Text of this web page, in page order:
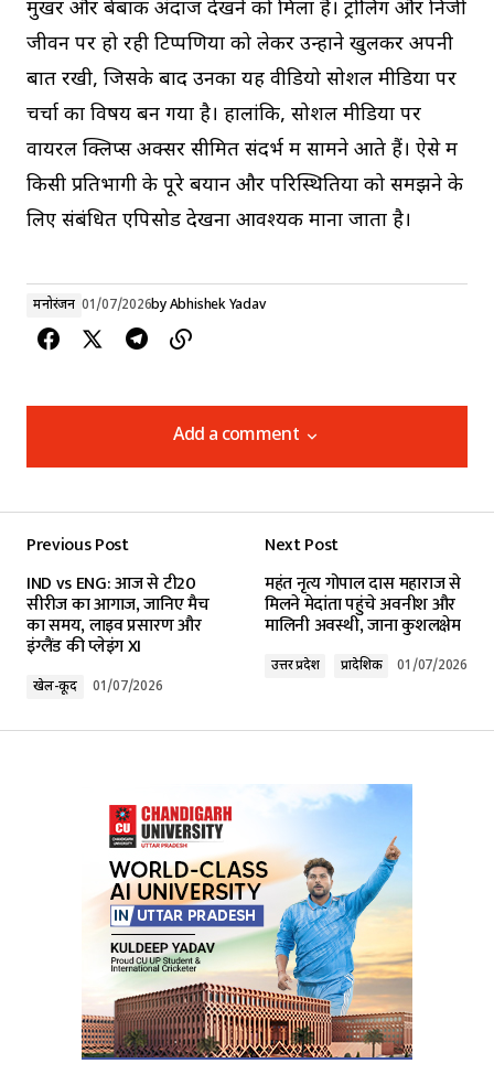
मुखर और बेबाक अंदाज देखने को मिला है। ट्रोलिंग और निजी
जीवन पर हो रही टिप्पणियों को लेकर उन्होंने खुलकर अपनी
बात रखी, जिसके बाद उनका यह वीडियो सोशल मीडिया पर
चर्चा का विषय बन गया है। हालांकि, सोशल मीडिया पर
वायरल क्लिप्स अक्सर सीमित संदर्भ में सामने आते हैं। ऐसे में
किसी प्रतिभागी के पूरे बयान और परिस्थितियों को समझने के
लिए संबंधित एपिसोड देखना आवश्यक माना जाता है।
मनोरंजन 01/07/2026byAbhishek Yadav
Add a comment
Add a comment
Required fields are marked*
Comment*
Your E-mail*
Submit Comment
Previous Post
IND vs ENG: आज से टी20
सीरीज का आगाज, जानिए मैच
का समय, लाइव प्रसारण और
इंग्लैंड की प्लेइंग XI
खेल-कूद 01/07/2026
Next Post
​महंत नृत्य गोपाल दास महाराज से
मिलने मेदांता पहुंचे अवनीश और
मालिनी अवस्थी, जाना कुशलक्षेम
उत्तर प्रदेश प्रादेशिक 01/07/2026